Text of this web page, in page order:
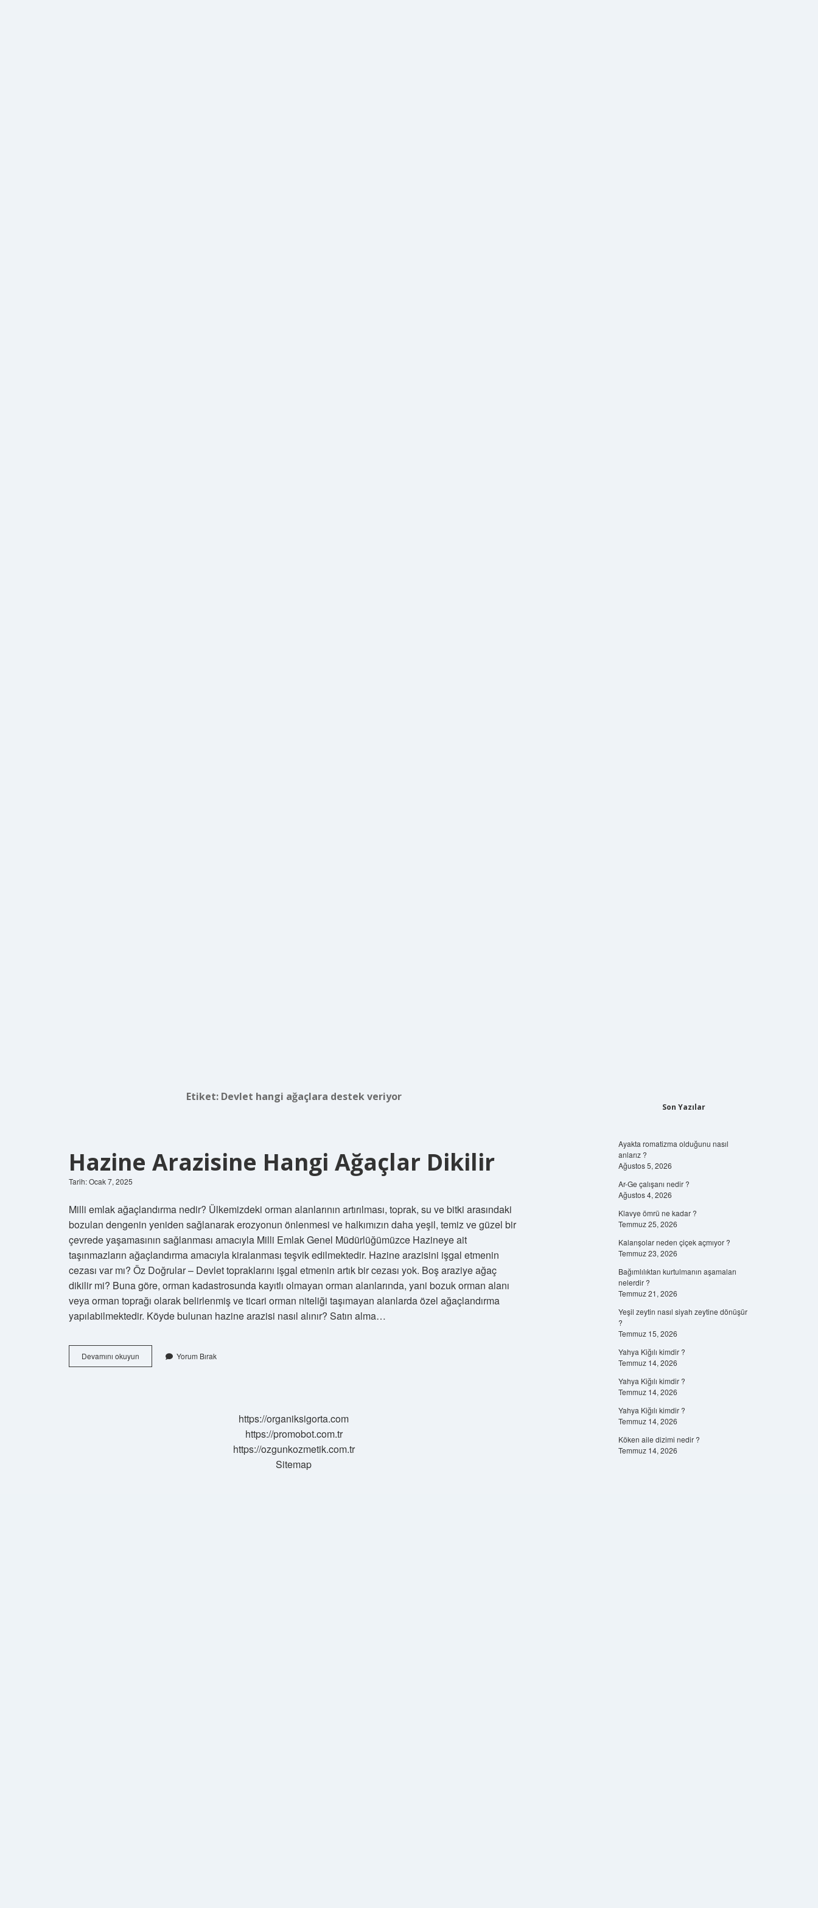
Etiket: Devlet hangi ağaçlara destek veriyor
Hazine Arazisine Hangi Ağaçlar Dikilir
Tarih: Ocak 7, 2025
Milli emlak ağaçlandırma nedir? Ülkemizdeki orman alanlarının artırılması, toprak, su ve bitki arasındaki
bozulan dengenin yeniden sağlanarak erozyonun önlenmesi ve halkımızın daha yeşil, temiz ve güzel bir
çevrede yaşamasının sağlanması amacıyla Milli Emlak Genel Müdürlüğümüzce Hazineye ait
taşınmazların ağaçlandırma amacıyla kiralanması teşvik edilmektedir. Hazine arazisini işgal etmenin
cezası var mı? Öz Doğrular – Devlet topraklarını işgal etmenin artık bir cezası yok. Boş araziye ağaç
dikilir mi? Buna göre, orman kadastrosunda kayıtlı olmayan orman alanlarında, yani bozuk orman alanı
veya orman toprağı olarak belirlenmiş ve ticari orman niteliği taşımayan alanlarda özel ağaçlandırma
yapılabilmektedir. Köyde bulunan hazine arazisi nasıl alınır? Satın alma…
Devamını okuyun
Arazisine
Yorum Bırak
https://organiksigorta.com
https://promobot.com.tr
https://ozgunkozmetik.com.tr
Sitemap
Son Yazılar
Ayakta romatizma olduğunu nasıl
anlarız ?
Ağustos 5, 2026
Ar-Ge çalışanı nedir ?
Ağustos 4, 2026
Klavye ömrü ne kadar ?
Temmuz 25, 2026
Kalanşolar neden çiçek açmıyor ?
Temmuz 23, 2026
Bağımlılıktan kurtulmanın aşamaları
nelerdir ?
Temmuz 21, 2026
Yeşil zeytin nasıl siyah zeytine dönüşür
?
Temmuz 15, 2026
Yahya Kiğılı kimdir ?
Temmuz 14, 2026
Yahya Kiğılı kimdir ?
Temmuz 14, 2026
Yahya Kiğılı kimdir ?
Temmuz 14, 2026
Köken aile dizimi nedir ?
Temmuz 14, 2026